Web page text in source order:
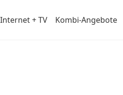
Internet + TV Kombi-Angebote